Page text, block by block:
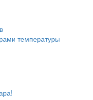
температуры